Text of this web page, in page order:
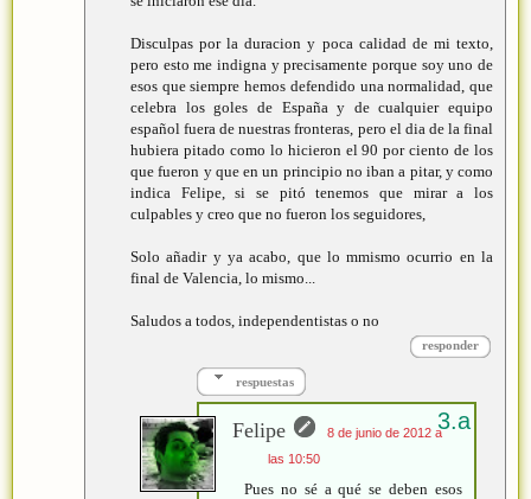
Disculpas por la duracion y poca calidad de mi texto,
pero esto me indigna y precisamente porque soy uno de
esos que siempre hemos defendido una normalidad, que
celebra los goles de España y de cualquier equipo
español fuera de nuestras fronteras, pero el dia de la final
hubiera pitado como lo hicieron el 90 por ciento de los
que fueron y que en un principio no iban a pitar, y como
indica Felipe, si se pitó tenemos que mirar a los
culpables y creo que no fueron los seguidores,
Solo añadir y ya acabo, que lo mmismo ocurrio en la
final de Valencia, lo mismo...
Saludos a todos, independentistas o no
responder
respuestas
Felipe
8 de junio de 2012 a
las 10:50
Pues no sé a qué se deben esos